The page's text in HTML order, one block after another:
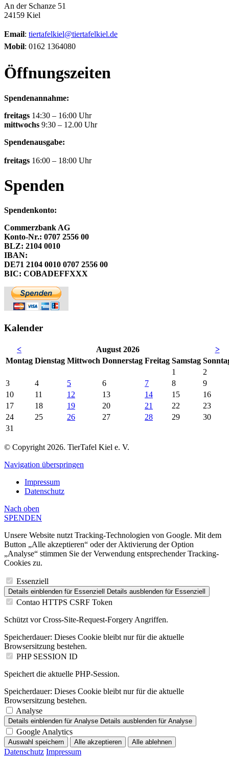
An der Schanze 51
24159 Kiel
Email: tiertafelkiel@tiertafelkiel.de
Mobil: 0162 1364080
Öffnungszeiten
Spendenannahme:
freitags 14:30 – 16:00 Uhr
mittwochs 9:30 – 12.00 Uhr
Spendenausgabe:
freitags 16:00 – 18:00 Uhr
Spenden
Spendenkonto:
Commerzbank AG
Konto-Nr.: 0707 2556 00
BLZ: 2104 0010
IBAN:
DE71 2104 0010 0707 2556 00
BIC: COBADEFFXXX
Kalender
< August 2026
>
Montag Dienstag Mittwoch Donnerstag Freitag Samstag So
1
2
3
4 5 6 7 8
9
10
11 12 13 14 15
16
17
18 19 20 21 22
23
24
25 26 27 28 29
30
31
© Copyright 2026. TierTafel Kiel e. V.
Navigation überspringen
Impressum
Datenschutz
Nach oben
SPENDEN
Unsere Website nutzt Tracking-Technologien von Google. Mit dem
Button „Alle akzeptieren“ oder der Aktivierung der Option
„Analyse“ stimmen Sie der Verwendung entsprechender Tracking-
Cookies zu.
Essenziell
Details einblenden für Essenziell Details ausblenden für Essenziell
Contao HTTPS CSRF Token
Schützt vor Cross-Site-Request-Forgery Angriffen.
Speicherdauer: Dieses Cookie bleibt nur für die aktuelle
Browsersitzung bestehen.
PHP SESSION ID
Speichert die aktuelle PHP-Session.
Speicherdauer: Dieses Cookie bleibt nur für die aktuelle
Browsersitzung bestehen.
Analyse
Details einblenden für Analyse Details ausblenden für Analyse
Google Analytics
Auswahl speichern Alle akzeptieren Alle ablehnen
Datenschutz Impressum